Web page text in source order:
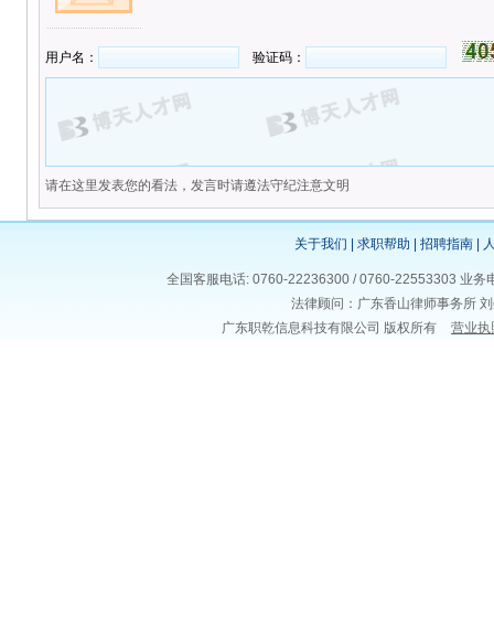
用户名： 验证码：
请在这里发表您的看法，发言时请遵法守纪注意文明
关于我们 求职帮助 招聘指南
全国客服电话: 0760-22236300 / 0760-22553303 业
法律顾问：广东香山律师事务所
广东职乾信息科技有限公司 版权所有
营业执